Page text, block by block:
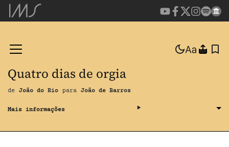
Quatro dias de orgia
de João do Rio para João de Barros